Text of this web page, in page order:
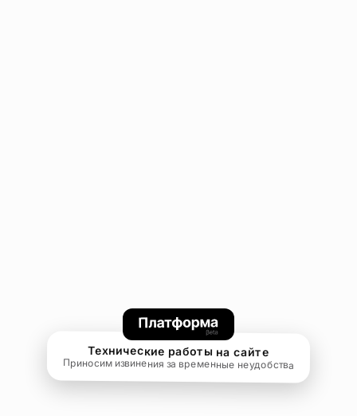
Технические работы на сайте
Приносим извинения за временные неудобства